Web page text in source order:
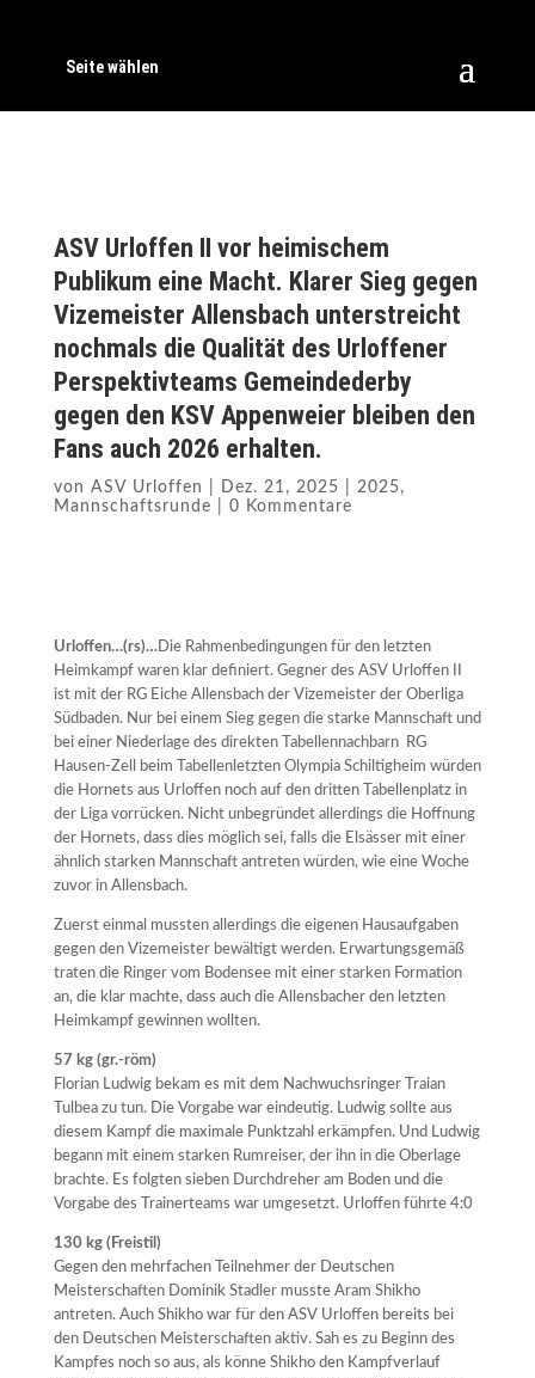
Seite wählen
ASV Urloffen II vor heimischem
Publikum eine Macht. Klarer Sieg gegen
Vizemeister Allensbach unterstreicht
nochmals die Qualität des Urloffener
Perspektivteams Gemeindederby
gegen den KSV Appenweier bleiben den
Fans auch 2026 erhalten.
von ASV Urloffen Dez. 21, 2025 2025,
Mannschaftsrunde
0 Kommentare
Urloffen…(rs)…Die Rahmenbedingungen für den letzten
Heimkampf waren klar definiert. Gegner des ASV Urloffen II
ist mit der RG Eiche Allensbach der Vizemeister der Oberliga
Südbaden. Nur bei einem Sieg gegen die starke Mannschaft und
bei einer Niederlage des direkten Tabellennachbarn RG
Hausen-Zell beim Tabellenletzten Olympia Schiltigheim würden
die Hornets aus Urloffen noch auf den dritten Tabellenplatz in
der Liga vorrücken. Nicht unbegründet allerdings die Hoffnung
der Hornets, dass dies möglich sei, falls die Elsässer mit einer
ähnlich starken Mannschaft antreten würden, wie eine Woche
zuvor in Allensbach.
Zuerst einmal mussten allerdings die eigenen Hausaufgaben
gegen den Vizemeister bewältigt werden. Erwartungsgemäß
traten die Ringer vom Bodensee mit einer starken Formation
an, die klar machte, dass auch die Allensbacher den letzten
Heimkampf gewinnen wollten.
57 kg (gr.-röm)
Florian Ludwig bekam es mit dem Nachwuchsringer Traian
Tulbea zu tun. Die Vorgabe war eindeutig. Ludwig sollte aus
diesem Kampf die maximale Punktzahl erkämpfen. Und Ludwig
begann mit einem starken Rumreiser, der ihn in die Oberlage
brachte. Es folgten sieben Durchdreher am Boden und die
Vorgabe des Trainerteams war umgesetzt. Urloffen führte 4:0
130 kg (Freistil)
Gegen den mehrfachen Teilnehmer der Deutschen
Meisterschaften Dominik Stadler musste Aram Shikho
antreten. Auch Shikho war für den ASV Urloffen bereits bei
den Deutschen Meisterschaften aktiv. Sah es zu Beginn des
Kampfes noch so aus, als könne Shikho den Kampfverlauf